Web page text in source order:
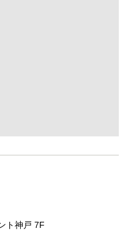
ト神戸 7F